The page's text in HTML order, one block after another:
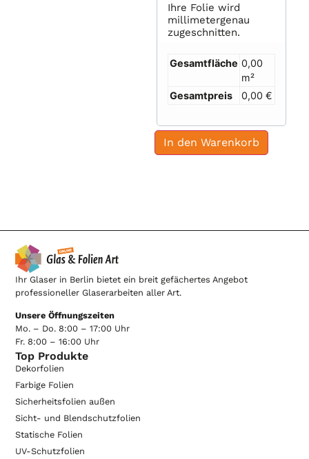
Ihre Folie wird
millimetergenau
zugeschnitten.
Gesamtfläche 0,00
m²
Gesamtpreis
0,00 €
In den Warenkorb
Ihr Glaser in Berlin bietet ein breit gefächertes Angebot
professioneller Glaserarbeiten aller Art.
Unsere Öffnungszeiten
Mo. – Do. 8:00 – 17:00 Uhr
Fr. 8:00 – 16:00 Uhr
Top Produkte
Dekorfolien
Farbige Folien
Sicherheitsfolien außen
Sicht- und Blendschutzfolien
Statische Folien
UV-Schutzfolien